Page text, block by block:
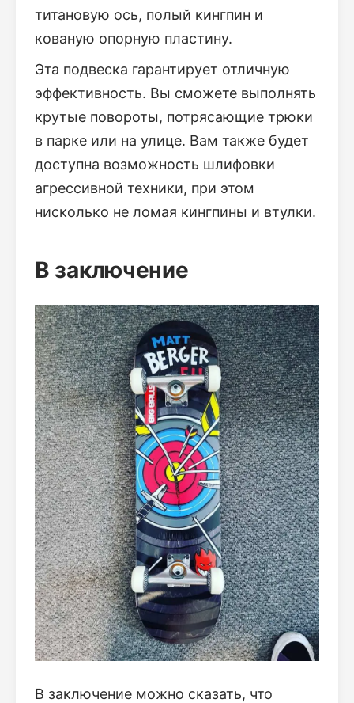
титановую ось, полый кингпин и
кованую опорную пластину.
Эта подвеска гарантирует отличную
эффективность. Вы сможете выполнять
крутые повороты, потрясающие трюки
в парке или на улице. Вам также будет
доступна возможность шлифовки
агрессивной техники, при этом
нисколько не ломая кингпины и втулки.
В заключение
В заключение можно сказать, что